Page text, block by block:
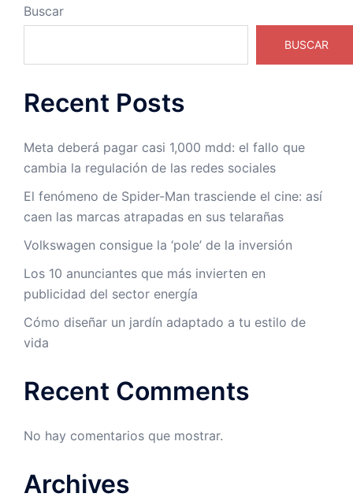
Buscar
BUSCAR
Recent Posts
Meta deberá pagar casi 1,000 mdd: el fallo que
cambia la regulación de las redes sociales
El fenómeno de Spider-Man trasciende el cine: así
caen las marcas atrapadas en sus telarañas
Volkswagen consigue la ‘pole’ de la inversión
Los 10 anunciantes que más invierten en
publicidad del sector energía
Cómo diseñar un jardín adaptado a tu estilo de
vida
Recent Comments
No hay comentarios que mostrar.
Archives